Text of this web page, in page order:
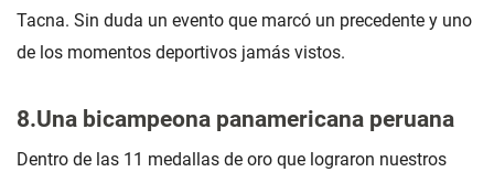
Tacna. Sin duda un evento que marcó un precedente y uno
de los momentos deportivos jamás vistos.
8.Una bicampeona panamericana peruana
Dentro de las 11 medallas de oro que lograron nuestros